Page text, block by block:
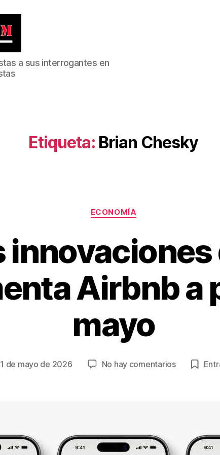
a sus interrogantes en
Etiqueta: Brian Chesky
Categorías
ECONOMÍA
innovaciones
Airbnb a
mayo
de mayo de 2026 No hay comentariosen
partir